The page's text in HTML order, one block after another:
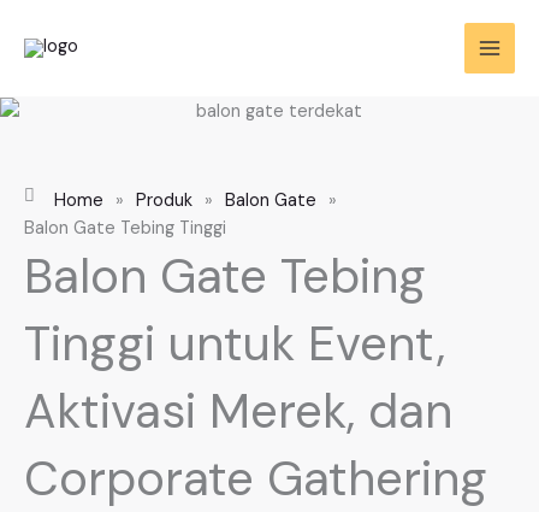
Home » Produk » Balon Gate
»
Balon Gate Tebing Tinggi
Balon Gate Tebing
Tinggi untuk Event,
Aktivasi Merek, dan
Corporate Gathering